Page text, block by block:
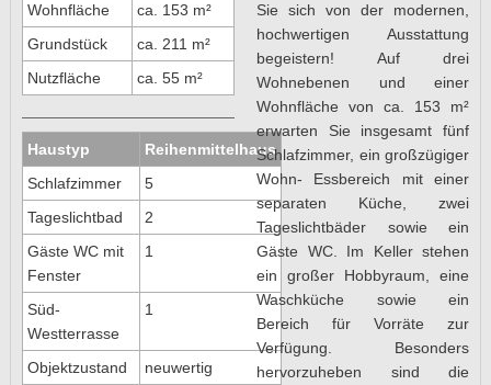
Wohnfläche
ca. 153 m²
Grundstück
ca. 211 m²
Nutzfläche
ca. 55 m²
Haustyp
Reihenmittelhaus
Schlafzimmer
5
Tageslichtbad
2
Gäste WC mit
Fenster
1
Süd-
Westterrasse
1
Objektzustand
neuwertig
Sie sich von der modernen,
hochwertigen Ausstattung
begeistern! Auf drei
Wohnebenen und einer
Wohnfläche von ca. 153 m²
erwarten Sie insgesamt fünf
Schlafzimmer, ein großzügiger
Wohn- Essbereich mit einer
separaten Küche, zwei
Tageslichtbäder sowie ein
Gäste WC. Im Keller stehen
ein großer Hobbyraum, eine
Waschküche sowie ein
Bereich für Vorräte zur
Verfügung. Besonders
hervorzuheben sind die